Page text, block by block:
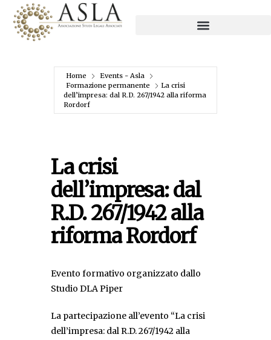
Home
Events - Asla
Formazione permanente
La crisi
dell’impresa: dal R.D. 267/1942 alla riforma
Rordorf
La crisi
dell’impresa: dal
R.D. 267/1942 alla
riforma Rordorf
Evento formativo organizzato dallo
Studio DLA Piper
La partecipazione all’evento “La crisi
dell’impresa: dal R.D. 267/1942 alla